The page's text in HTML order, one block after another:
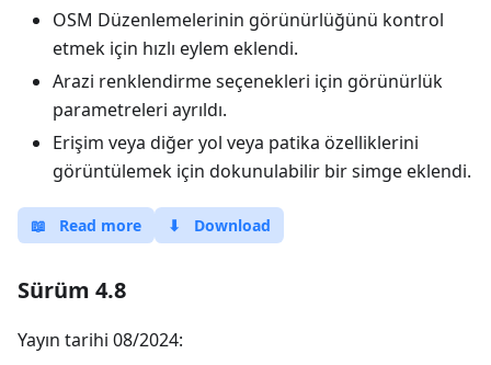
OSM Düzenlemelerinin görünürlüğünü kontrol
etmek için hızlı eylem eklendi.
Arazi renklendirme seçenekleri için görünürlük
parametreleri ayrıldı.
Erişim veya diğer yol veya patika özelliklerini
görüntülemek için dokunulabilir bir simge eklendi.
📖 Read more ⬇ Download
Sürüm 4.8
Yayın tarihi 08/2024: